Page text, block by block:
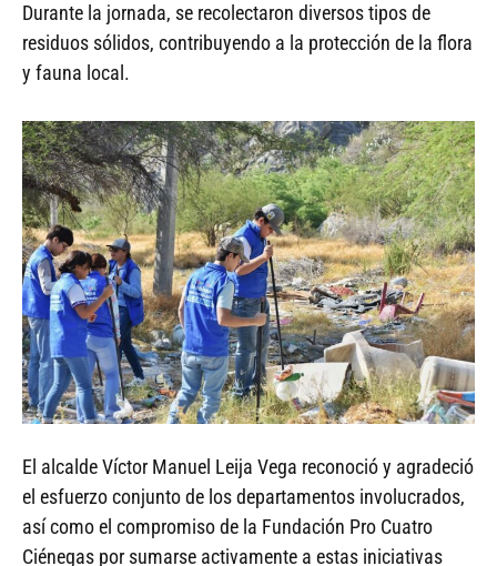
Durante la jornada, se recolectaron diversos tipos de
residuos sólidos, contribuyendo a la protección de la flora
y fauna local.
El alcalde Víctor Manuel Leija Vega reconoció y agradeció
el esfuerzo conjunto de los departamentos involucrados,
así como el compromiso de la Fundación Pro Cuatro
Ciénegas por sumarse activamente a estas iniciativas